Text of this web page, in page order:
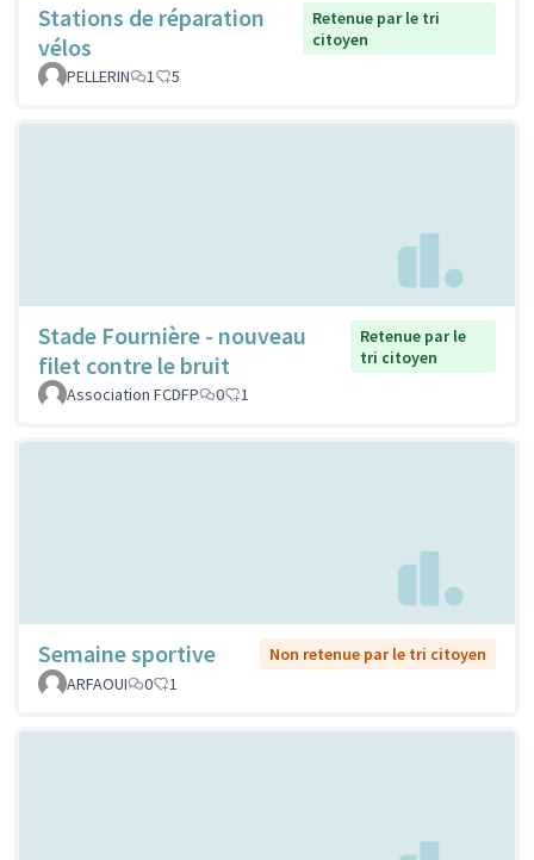
Stations de réparation
vélos
Retenue par le tri
citoyen
PELLERIN
1 5
Stade Fournière - nouveau
filet contre le bruit
Retenue par le
tri citoyen
Association FCDFP
0 1
Semaine sportive
Non retenue par le tri citoyen
ARFAOUI
0 1